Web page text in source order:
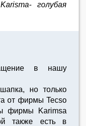
голубая
в нашу
но только
от фирмы Tecso
фирмы Karimsa
также есть в